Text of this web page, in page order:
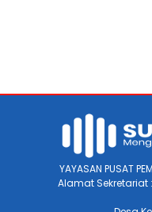
YAYASAN PUSAT
Alamat Sekretariat